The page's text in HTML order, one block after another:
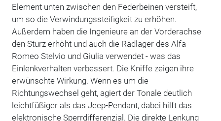
Element unten zwischen den Federbeinen versteift,
um so die Verwindungssteifigkeit zu erhöhen.
Außerdem haben die Ingenieure an der Vorderachse
den Sturz erhöht und auch die Radlager des Alfa
Romeo Stelvio und Giulia verwendet - was das
Einlenkverhalten verbessert. Die Kniffe zeigen ihre
erwünschte Wirkung. Wenn es um die
Richtungswechsel geht, agiert der Tonale deutlich
leichtfüßiger als das Jeep-Pendant, dabei hilft das
elektronische Sperrdifferenzial. Die direkte Lenkung